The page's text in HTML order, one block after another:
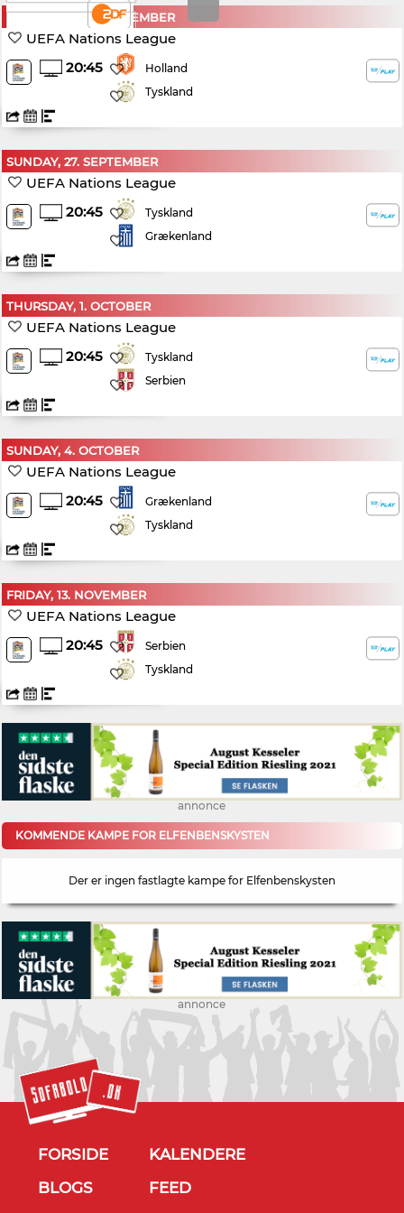
DRTV
THURSDAY, 24. SEPTEMBER
UEFA Nations League
20:45
Holland
Tyskland
SUNDAY, 27. SEPTEMBER
UEFA Nations League
20:45
Tyskland
Grækenland
THURSDAY, 1. OCTOBER
UEFA Nations League
20:45
Tyskland
Serbien
SUNDAY, 4. OCTOBER
UEFA Nations League
20:45
Grækenland
Tyskland
FRIDAY, 13. NOVEMBER
UEFA Nations League
20:45
Serbien
Tyskland
annonce
KOMMENDE KAMPE FOR ELFENBENSKYSTEN
Der er ingen fastlagte kampe for Elfenbenskysten
annonce
FORSIDE
KALENDERE
BLOGS
FEED